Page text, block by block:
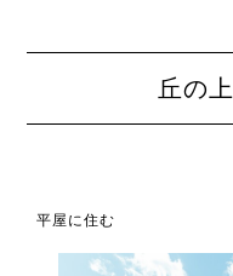
丘の
平屋に住む